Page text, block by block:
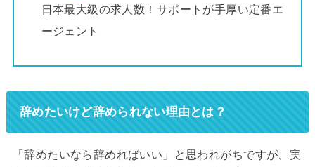
日本最大級の求人数！サポートが手厚い定番エ
ージェント
辞めたいけど辞められない理由とは？
「辞めたいなら辞めればいい」と思われがちですが、実